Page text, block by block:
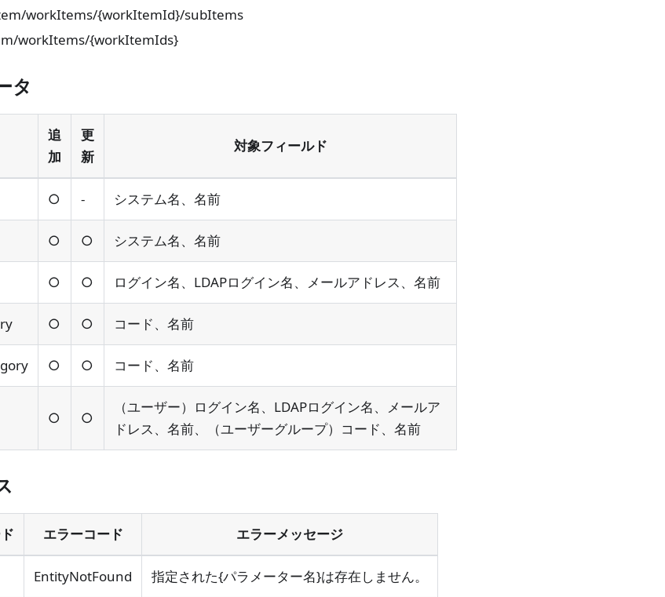
workItems/{workItemId}/subItems
workItems/{workItemIds}
タ
追
加
更
新
対象フィールド
○ - システム名、名前
○ ○ システム名、名前
○ ○ ログイン名、LDAPログイン名、メールアドレス、名前
○ ○ コード、名前
○ ○ コード、名前
○ ○
（ユーザー）ログイン名、LDAPログイン名、メールア
ドレス、名前、（ユーザーグループ）コード、名前
エラーコード エラーメッセージ
EntityNotFound 指定された{パラメーター名}は存在しません。